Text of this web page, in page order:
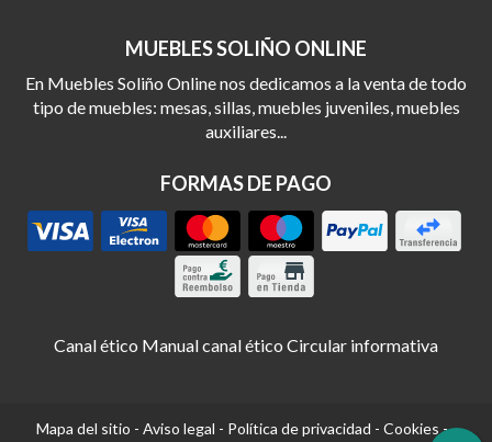
MUEBLES SOLIÑO ONLINE
En Muebles Soliño Online nos dedicamos a la venta de todo
tipo de muebles: mesas, sillas, muebles juveniles, muebles
auxiliares...
FORMAS DE PAGO
Canal ético Manual canal ético Circular informativa
Mapa del sitio - Aviso legal - Política de privacidad - Cookies-